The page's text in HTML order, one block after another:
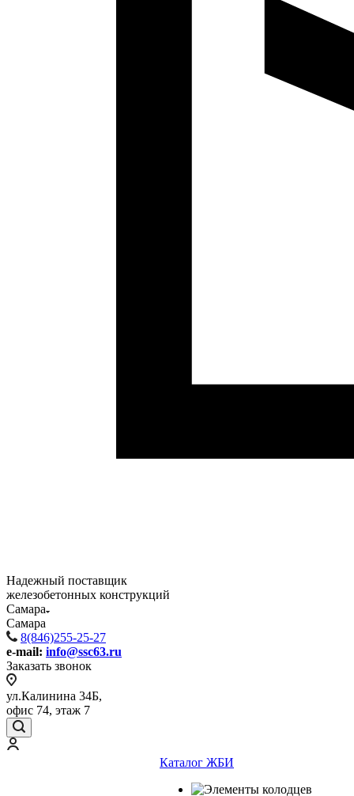
Надежный поставщик
железобетонных конструкций
Самара
Самара
8(846)255-25-27
e-mail: info@ssc63.ru
Заказать звонок
ул.Калинина 34Б,
офис 74, этаж 7
Каталог ЖБИ